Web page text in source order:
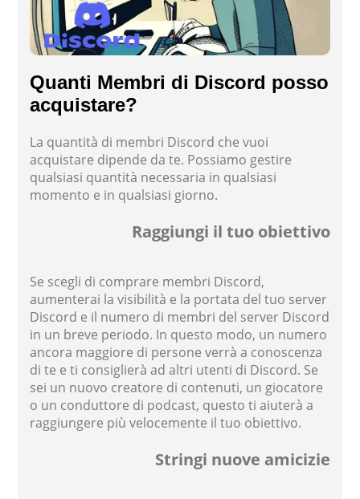
Quanti Membri di Discord posso
acquistare?
La quantità di membri Discord che vuoi
acquistare dipende da te. Possiamo gestire
qualsiasi quantità necessaria in qualsiasi
momento e in qualsiasi giorno.
Raggiungi il tuo obiettivo
Se scegli di comprare membri Discord,
aumenterai la visibilità e la portata del tuo server
Discord e il numero di membri del server Discord
in un breve periodo. In questo modo, un numero
ancora maggiore di persone verrà a conoscenza
di te e ti consiglierà ad altri utenti di Discord. Se
sei un nuovo creatore di contenuti, un giocatore
o un conduttore di podcast, questo ti aiuterà a
raggiungere più velocemente il tuo obiettivo.
Stringi nuove amicizie